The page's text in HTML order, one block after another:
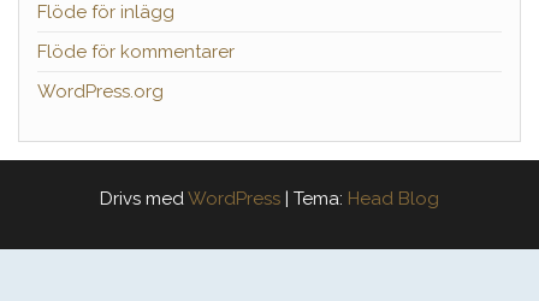
Flöde för inlägg
Flöde för kommentarer
WordPress.org
Drivs medWordPress | Tema: Head Blog